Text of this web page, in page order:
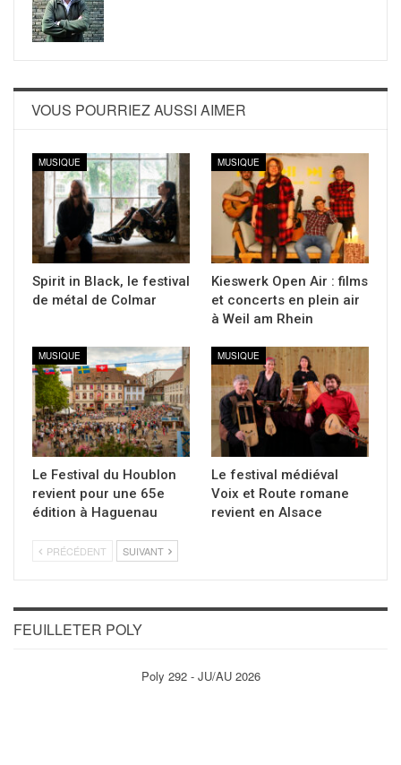
VOUS POURRIEZ AUSSI AIMER
MUSIQUE
Spirit in Black, le festival
de métal de Colmar
MUSIQUE
Kieswerk Open Air : films
et concerts en plein air
à Weil am Rhein
MUSIQUE
Le Festival du Houblon
revient pour une 65e
édition à Haguenau
MUSIQUE
Le festival médiéval
Voix et Route romane
revient en Alsace
PRÉCÉDENT SUIVANT
FEUILLETER POLY
Poly 292 - JU/AU 2026